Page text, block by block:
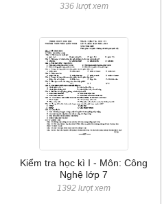
336 lượt xem
Kiểm tra học kì I - Môn: Công
Nghệ lớp 7
1392 lượt xem